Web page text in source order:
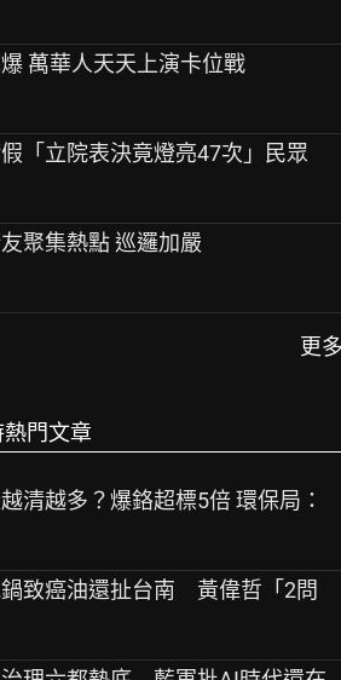
萬華人天天上演卡位戰
「立院表決竟燈亮47次」民眾
聚集熱點 巡邏加嚴
更
門文章
清越多？爆鉻超標5倍 環保局：
鍋致癌油還扯台南 黃偉哲「2問